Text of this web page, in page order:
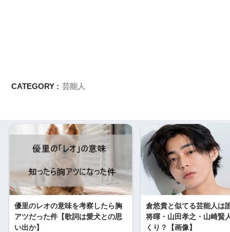
CATEGORY : 芸能人
優里のレオの意味を考察したら胸
アツだった件【歌詞は愛犬との思
い出か】
倉悠貴と似てる芸能人は
将暉・山田孝之・山崎賢
くり？【画像】